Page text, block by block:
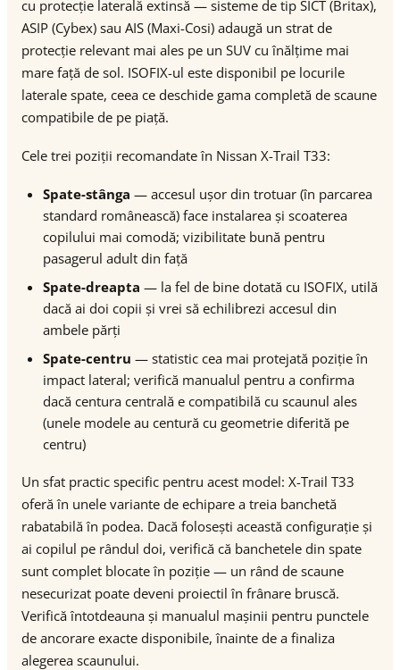
cu protecție laterală extinsă — sisteme de tip SICT (Britax),
ASIP (Cybex) sau AIS (Maxi-Cosi) adaugă un strat de
protecție relevant mai ales pe un SUV cu înălțime mai
mare față de sol. ISOFIX-ul este disponibil pe locurile
laterale spate, ceea ce deschide gama completă de scaune
compatibile de pe piață.
Cele trei poziții recomandate în Nissan X-Trail T33:
Spate-stânga — accesul ușor din trotuar (în parcarea
standard românească) face instalarea și scoaterea
copilului mai comodă; vizibilitate bună pentru
pasagerul adult din față
Spate-dreapta — la fel de bine dotată cu ISOFIX, utilă
dacă ai doi copii și vrei să echilibrezi accesul din
ambele părți
Spate-centru — statistic cea mai protejată poziție în
impact lateral; verifică manualul pentru a confirma
dacă centura centrală e compatibilă cu scaunul ales
(unele modele au centură cu geometrie diferită pe
centru)
Un sfat practic specific pentru acest model: X-Trail T33
oferă în unele variante de echipare a treia banchetă
rabatabilă în podea. Dacă folosești această configurație și
ai copilul pe rândul doi, verifică că banchetele din spate
sunt complet blocate în poziție — un rând de scaune
nesecurizat poate deveni proiectil în frânare bruscă.
Verifică întotdeauna și manualul mașinii pentru punctele
de ancorare exacte disponibile, înainte de a finaliza
alegerea scaunului.